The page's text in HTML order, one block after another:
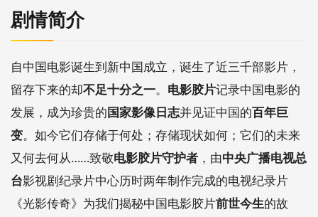
剧情简介
自中国电影诞生到新中国成立，诞生了近三千部影片，
留存下来的却不足十分之一。 电影胶片记录中国电影的
发展，成为珍贵的国家影像日志并见证中国的百年巨
变。如今它们存储于何处；存储现状如何；它们的未来
又何去何从……致敬电影胶片守护者 ，由中央广播电视总
台影视剧纪录片中心历时两年制作完成的电视纪录片
《光影传奇》为我们揭秘中国电影胶片前世今生的故